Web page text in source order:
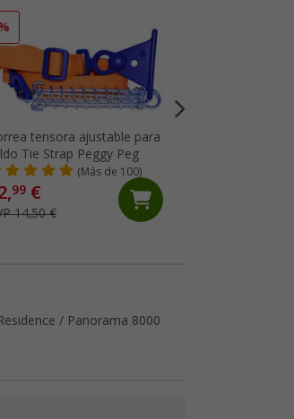
tensora ajustable para
Tie Strap Peggy Peg
(Más de 100)
99 €
14,50 €
/ Panorama 8000